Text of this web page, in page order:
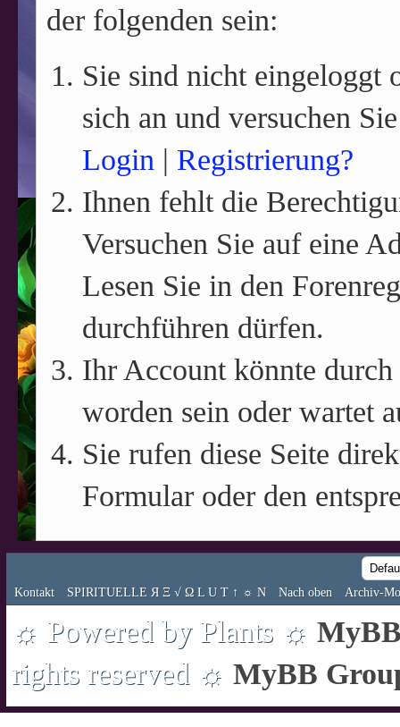
der folgenden sein:
Sie sind nicht eingeloggt
sich an und versuchen
Login | Registrierung?
Ihnen fehlt die
Versuchen Sie auf eine
Lesen Sie in den
durchführen dürfen.
Ihr Account könnte
worden sein oder wartet
Sie rufen diese Seite
Formular oder den
Kontakt SPIRITUELLE Я Ξ √ Ω L U T ↑ ☼ N Nach oben Archiv-
☼ Powered by Plants ☼
rights reserved ☼ MyBB